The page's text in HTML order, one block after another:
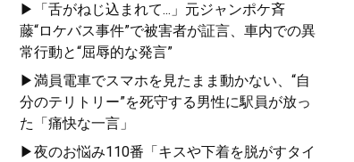
▶「舌がねじ込まれて...」元ジャンポケ斉
藤“ロケバス事件”で被害者が証言、車内での異
常行動と“屈辱的な発言”
▶満員電車でスマホを見たまま動かない、“自
分のテリトリー”を死守する男性に駅員が放っ
た「痛快な一言」
▶夜のお悩み110番「キスや下着を脱がすタイ